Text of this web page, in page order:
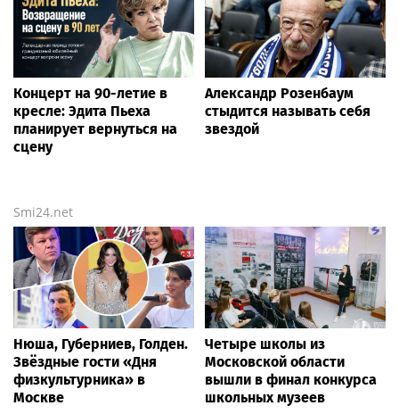
Концерт на 90-летие в
кресле: Эдита Пьеха
планирует вернуться на
сцену
Александр Розенбаум
стыдится называть себя
звездой
Smi24.net
Нюша, Губерниев, Голден.
Звёздные гости «Дня
физкультурника» в
Москве
Четыре школы из
Московской области
вышли в финал конкурса
школьных музеев